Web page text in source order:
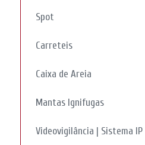
Spot
Carreteis
Caixa de Areia
Mantas Ignifugas
Videovigilância | Sistema IP